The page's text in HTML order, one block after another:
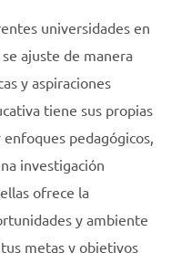
universidades en
ajuste de manera
y aspiraciones
tiene sus propias
pedagógicos,
investigación
ofrece la
y ambiente
metas y objetivos